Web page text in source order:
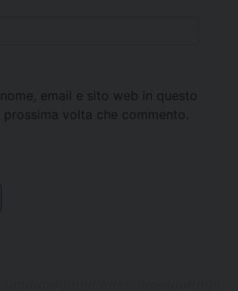
email e sito web in questo
volta che commento.